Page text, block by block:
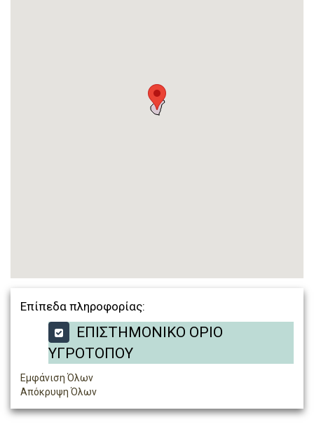
Επίπεδα πληροφορίας:
ΕΠΙΣΤΗΜΟΝΙΚΟ ΟΡΙΟ
ΥΓΡΟΤΟΠΟΥ
Εμφάνιση Όλων
Απόκρυψη Όλων